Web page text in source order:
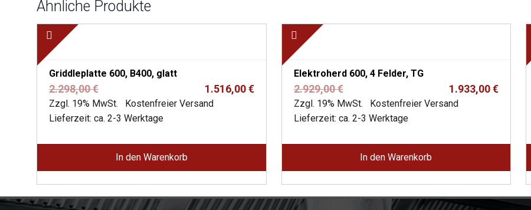
Ähnliche Produkte
Griddleplatte 600, B400, glatt
2.298,00€Ursprünglicher
Preis
war:
1.516,00€
Aktueller
Preis
ist:
Zzgl. 19% MwSt.
Kostenfreier Versand
Lieferzeit: ca. 2-3 Werktage
In den Warenkorb
Elektroherd 600, 4 Felder, TG
2.929,00€Ursprünglicher
Preis
war:
1.933,00€
Aktueller
Preis
ist:
Zzgl. 19% MwSt.
Kostenfreier Versand
Lieferzeit: ca. 2-3 Werktage
In den Warenkorb